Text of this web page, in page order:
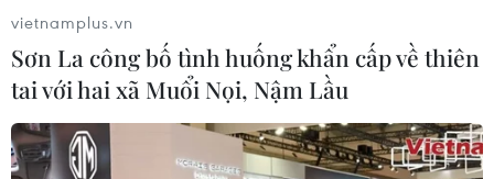
vietnamplus.vn
Sơn La công bố tình huống khẩn cấp về thiên
tai với hai xã Muổi Nọi, Nậm Lầu